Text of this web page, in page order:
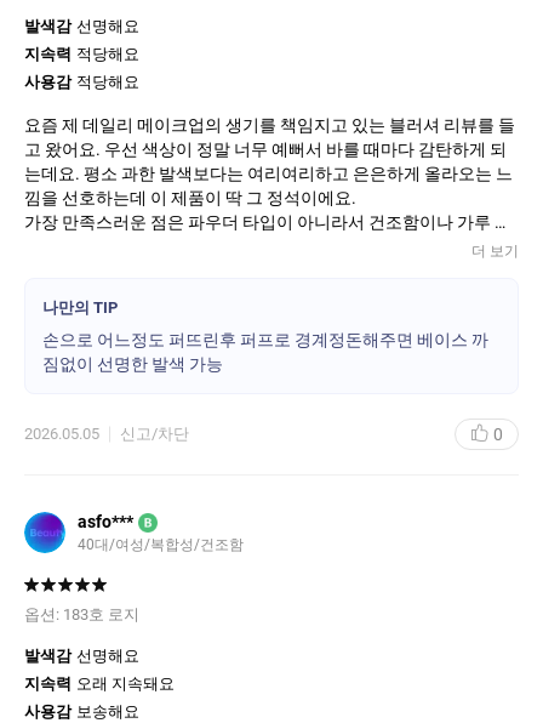
발색감 선명해요
지속력 적당해요
사용감 적당해요
요즘 제 데일리 메이크업의 생기를 책임지고 있는 블러셔 리뷰를 들
고 왔어요. 우선 색상이 정말 너무 예뻐서 바를 때마다 감탄하게 되
는데요. 평소 과한 발색보다는 여리여리하고 은은하게 올라오는 느
낌을 선호하는데 이 제품이 딱 그 정석이에요.
​가장 만족스러운 점은 파우더 타입이 아니라서 건조함이나 가루 날
림이 전혀 없다는 거예요. 제형 자체가 촉촉함을 머금고 있어 피부
​보통 이런 제형은 자칫하면 뭉침이 생기거나 공들여 바른 베이스가
까질까 봐 걱정되곤 하잖아요? 그런데 이 제품은 여러 번 레이어링
해도 베이스 까짐 없이 매끄럽게 올라가고, 손가락으로 톡톡 두드려
​답답한 느낌 없이 맑은 생기를 더하고 싶은 분들, 특히 피부 속부터
차오르는듯한 은은한 광을 좋아하시는 분들께 강력 추천드려요. 정
더 보기
나만의 TIP
손으로 어느정도 퍼뜨린후 퍼프로 경계정돈해주면 베이스 까
짐없이 선명한 발색 가능
2026.05.05 신고/차단 0
asfo*** B
40대/여성/복합성/건조함
옵션: 183호 로지
발색감 선명해요
지속력 오래 지속돼요
사용감 보송해요